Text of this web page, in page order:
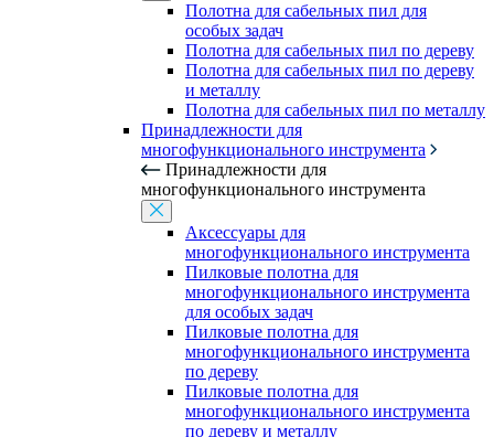
Полотна для сабельных пил для
особых задач
Полотна для сабельных пил по дереву
Полотна для сабельных пил по дереву
и металлу
Полотна для сабельных пил по металлу
Принадлежности для
многофункционального инструмента
Принадлежности для
многофункционального инструмента
Аксессуары для
многофункционального инструмента
Пилковые полотна для
многофункционального инструмента
для особых задач
Пилковые полотна для
многофункционального инструмента
по дереву
Пилковые полотна для
многофункционального инструмента
по дереву и металлу